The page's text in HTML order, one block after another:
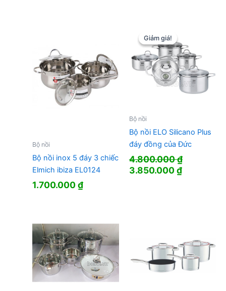
511.000 ₫.
Bộ nồi
Bộ nồi inox 5 đáy 3 chiếc
Elmich ibiza EL0124
1.700.000₫
Giảm giá!
Giảm giá!
Bộ nồi
Bộ nồi ELO Silicano Plus
đáy đồng của Đức
4.800.000₫
Giá
3.850.000₫Giá